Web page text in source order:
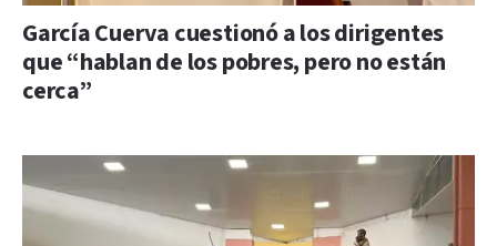
García Cuerva cuestionó a los dirigentes
que “hablan de los pobres, pero no están
cerca”